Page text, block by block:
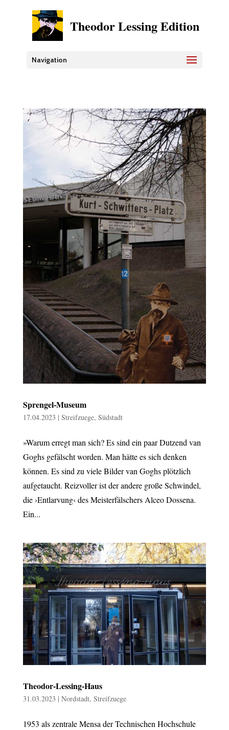
Theodor Lessing Edition
Navigation
Sprengel-Museum
17.04.2023 | Streifzuege, Südstadt
»Warum erregt man sich? Es sind ein paar Dutzend van
Goghs gefälscht worden. Man hätte es sich denken
können. Es sind zu viele Bilder van Goghs plötzlich
aufgetaucht. Reizvoller ist der andere große Schwindel,
die ›Entlarvung‹ des Meisterfälschers Alceo Dossena.
Ein...
Theodor-Lessing-Haus
31.03.2023 | Nordstadt, Streifzuege
1953 als zentrale Mensa der Technischen Hochschule